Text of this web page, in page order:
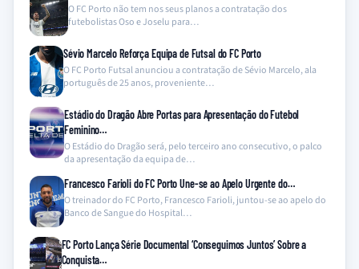
O FC Porto não tem nos seus planos a contratação dos
futebolistas Oso e Joselu para…
Sévio Marcelo Reforça Equipa de Futsal do FC Porto
O FC Porto Futsal anunciou a contratação de Sévio Marcelo, ala
português de 25 anos, proveniente…
Estádio do Dragão Abre Portas para Apresentação do Futebol
Feminino…
O Estádio do Dragão será, pelo terceiro ano consecutivo, o palco
da apresentação da equipa de…
Francesco Farioli do FC Porto Une-se ao Apelo Urgente do…
O treinador do FC Porto, Francesco Farioli, juntou-se ao apelo do
Banco de Sangue do Hospital…
FC Porto Lança Série Documental ‘Conseguimos Juntos’ Sobre a
Conquista…